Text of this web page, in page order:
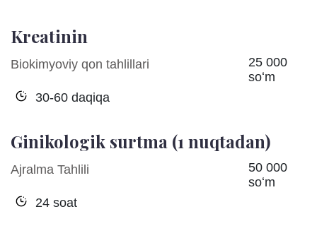
Kreatinin
Biokimyoviy qon tahlillari
30-60 daqiqa
25 000
soʻm
Ginikologik surtma (1 nuqtadan)
Ajralma Tahlili
24 soat
50 000
soʻm